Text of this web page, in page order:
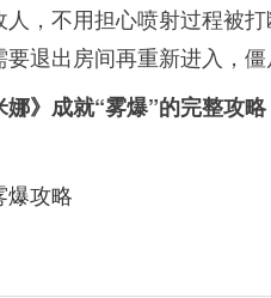
，不用担心喷射过程被
退出房间再重新进入，
娜》成就“雾爆”的完整攻略
爆攻略